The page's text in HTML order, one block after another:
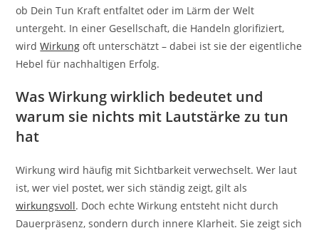
ob Dein Tun Kraft entfaltet oder im Lärm der Welt
untergeht. In einer Gesellschaft, die Handeln glorifiziert,
wirdWirkung oft unterschätzt – dabei ist sie der eigentliche
Hebel für nachhaltigen Erfolg.
Was Wirkung wirklich bedeutet und
warum sie nichts mit Lautstärke zu tun
hat
Wirkung wird häufig mit Sichtbarkeit verwechselt. Wer laut
ist, wer viel postet, wer sich ständig zeigt, gilt als
wirkungsvoll. Doch echte Wirkung entsteht nicht durch
Dauerpräsenz, sondern durch innere Klarheit. Sie zeigt sich